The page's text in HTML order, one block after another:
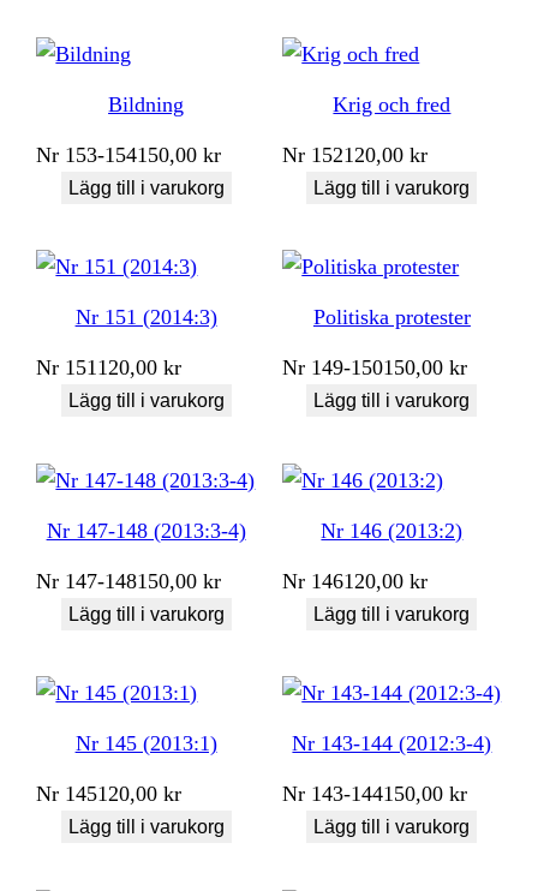
Bildning
Nr 153-154150,00kr
Lägg till i varukorg
Krig och fred
Nr 152120,00kr
Lägg till i varukorg
Nr 151 (2014:3)
Nr 151120,00kr
Lägg till i varukorg
Politiska protester
Nr 149-150150,00kr
Lägg till i varukorg
Nr 147-148 (2013:3-4)
Nr 147-148150,00kr
Lägg till i varukorg
Nr 146 (2013:2)
Nr 146120,00kr
Lägg till i varukorg
Nr 145 (2013:1)
Nr 145120,00kr
Lägg till i varukorg
Nr 143-144 (2012:3-4)
Nr 143-144150,00kr
Lägg till i varukorg